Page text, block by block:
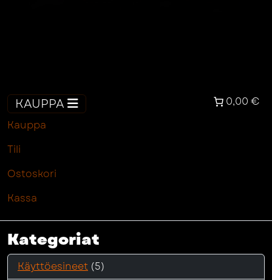
KAUPPA
Kauppa
Tili
Ostoskori
Kassa
0,00 €
Kategoriat
Käyttöesineet (5)